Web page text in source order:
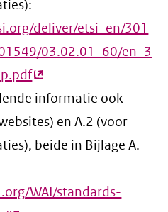
deliver/etsi_en/301
03.02.01_60/en_3
(externe
link)
informatie ook
en A.2 (voor
beide in Bijlage A.
WAI/standards-